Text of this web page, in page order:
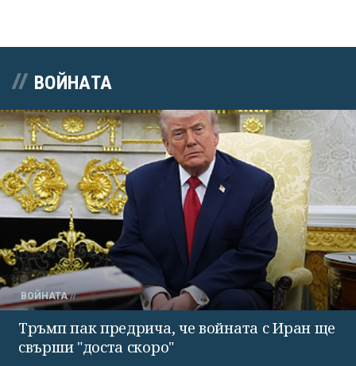
ВОЙНАТА
ВОЙНАТА
Тръмп пак предрича, че войната с Иран ще
свърши "доста скоро"